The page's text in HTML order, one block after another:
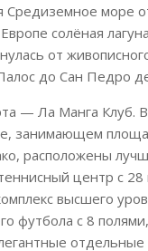
Средиземное море
солёная
от
до Сан Педро
— Ла Манга Клуб.
занимающем
расположены
центр с 28
высшего
футбола с 8